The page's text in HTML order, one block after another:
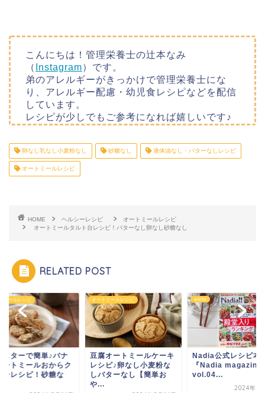
こんにちは！管理栄養士の辻本なみ
（ Instagram）です。
弟のアレルギーがきっかけで管理栄養士にな
り、アレルギー配慮・幼児食レシピなどを配信
しています。
レシピが少しでもご参考になれば嬉しいです♪
卵なし乳なし小麦粉なし 砂糖なし 液体油なし・バターなしレシピ
オートミールレシピ
HOME ヘルシーレシピ
オートミールレシピ
オートミールタルト台レシピ！バターなし卵なし砂糖なし
RELATED POST
ミールレシピ
オートミールケーキ
ピ♪卵なし小麦粉な
ターなし【簡単お
works
Nadia公式レシピ本
『Nadia magazine
vol.04...
オートミールレシピ
トースターで簡単♪
ナオートミールおか
ッキーレシピ！砂糖